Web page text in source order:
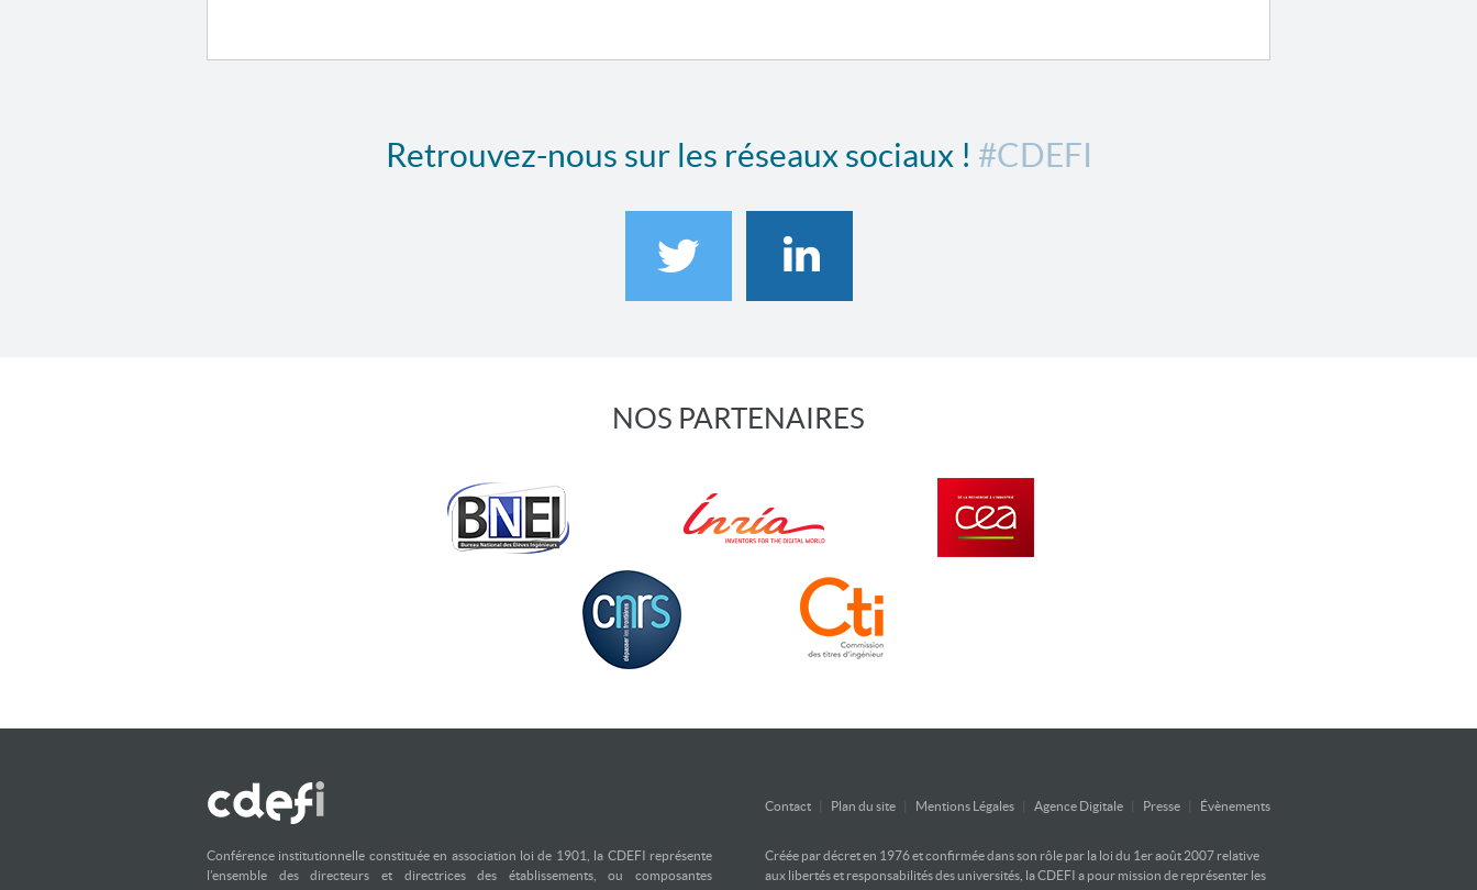
Retrouvez-nous sur les réseaux sociaux ! #CDEFI
NOS PARTENAIRES
Contact Plan du site Mentions Légales Agence Digitale Presse Évènements
Conférence institutionnelle constituée en association loi de 1901, la CDEFI représente
l’ensemble des directeurs et directrices des établissements, ou composantes
Créée par décret en 1976 et confirmée dans son rôle par la loi du 1er août 2007 relative
aux libertés et responsabilités des universités, la CDEFI a pour mission de représenter les